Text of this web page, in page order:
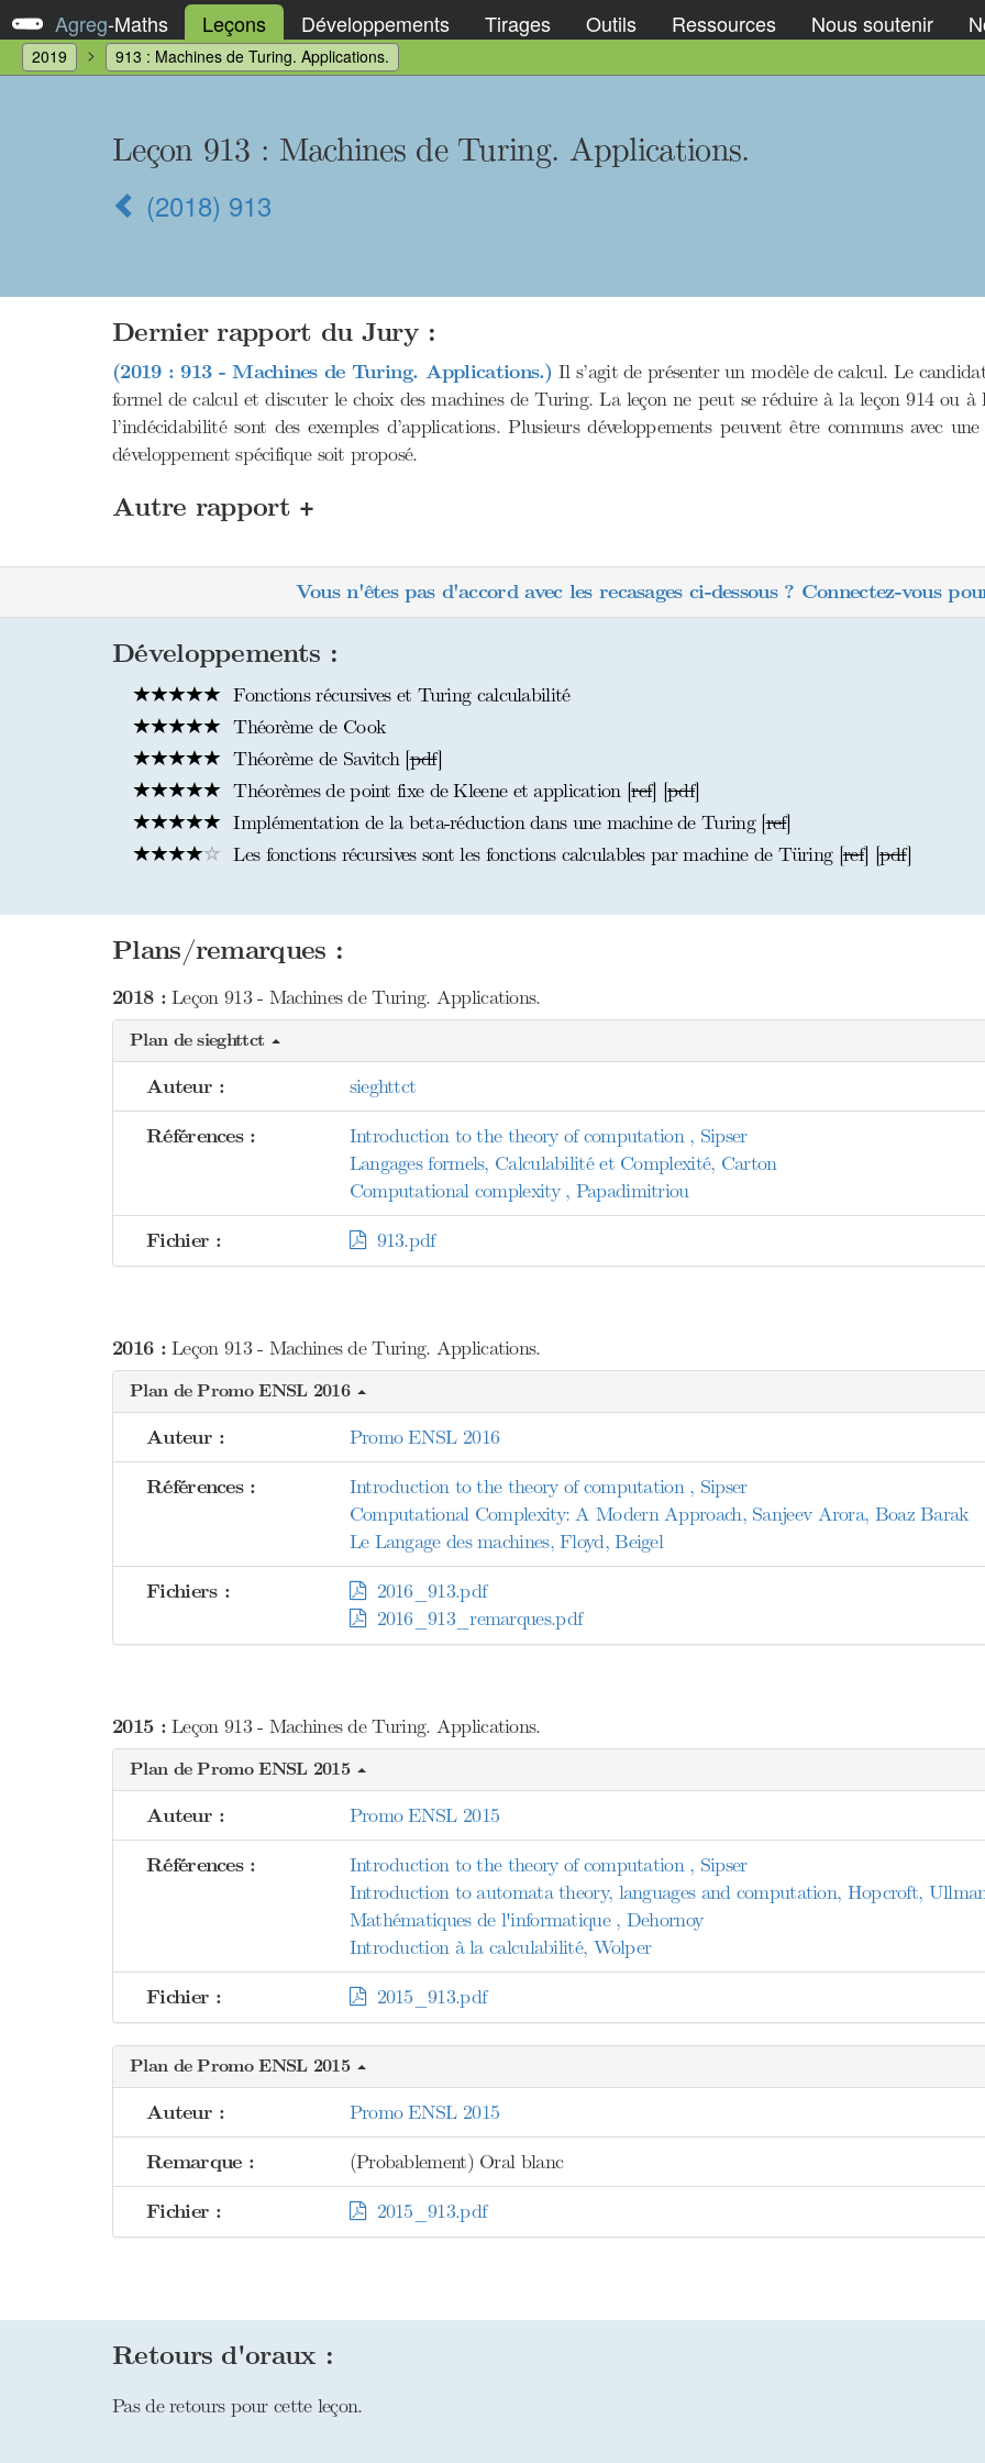
Agreg-Maths Leçons Développements Tirages Outils Ressources Nous soutenir
2019 913 : Machines de Turing. Applications.
Leçon 913 : Machines de Turing. Applications.
(2018) 913
Dernier rapport du Jury :
(2019 : 913 - Machines de Turing. Applications.) Il s’agit de présenter un modèle de calcul. Le
formel de calcul et discuter le choix des machines de Turing. La leçon ne peut se réduire à la leçon 914 ou
l’indécidabilité sont des exemples d’applications. Plusieurs développements peuvent être communs avec
développement spécifique soit proposé.
Autre rapport +
Vous n'êtes pas d'accord avec les recasages ci-dessous ? Connectez-vous
Développements :
Fonctions récursives et Turing calculabilité
Théorème de Cook
Théorème de Savitch [pdf]
Théorèmes de point fixe de Kleene et application [ref] [pdf]
Implémentation de la beta-réduction dans une machine de Turing [ref]
Les fonctions récursives sont les fonctions calculables par machine de Türing [ref] [pdf]
Plans/remarques :
2018 :Leçon 913 - Machines de Turing. Applications.
Plan de sieghttct
Auteur : sieghttct
Références :
Introduction to the theory of computation , Sipser
Langages formels, Calculabilité et Complexité, Carton
Computational complexity , Papadimitriou
Fichier : 913.pdf
2016 :Leçon 913 - Machines de Turing. Applications.
Plan de Promo ENSL 2016
Auteur : Promo ENSL 2016
Références :
Introduction to the theory of computation , Sipser
Computational Complexity: A Modern Approach, Sanjeev Arora, Boaz Barak
Le Langage des machines, Floyd, Beigel
Fichiers :
2016_913.pdf
2016_913_remarques.pdf
2015 :Leçon 913 - Machines de Turing. Applications.
Plan de Promo ENSL 2015
Auteur : Promo ENSL 2015
Références :
Introduction to the theory of computation , Sipser
Introduction to automata theory, languages and computation, Hopcroft,
Mathématiques de l'informatique , Dehornoy
Introduction à la calculabilité, Wolper
Fichier : 2015_913.pdf
Plan de Promo ENSL 2015
Auteur : Promo ENSL 2015
Remarque : (Probablement) Oral blanc
Fichier : 2015_913.pdf
Retours d'oraux :
Pas de retours pour cette leçon.